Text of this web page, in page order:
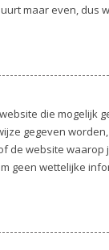
maar even, dus
die mogelijk
gegeven
de website waarop
geen wettelijke